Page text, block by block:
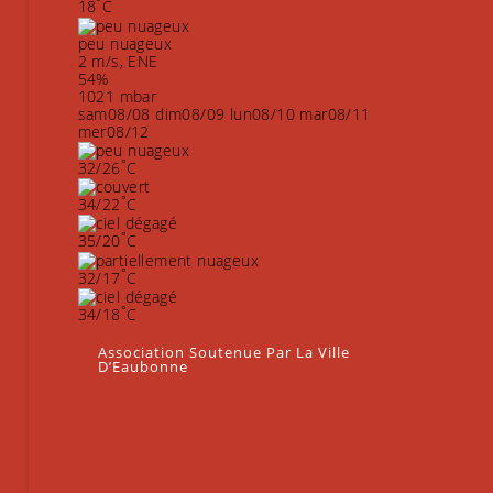
18 C
peu nuageux
2 m/s, ENE
54%
1021 mbar
sam08/08 dim08/09 lun08/10 mar08/11
mer08/12
32/26°C
34/22°C
35/20°C
32/17°C
34/18°C
Association Soutenue Par La Ville
D’Eaubonne